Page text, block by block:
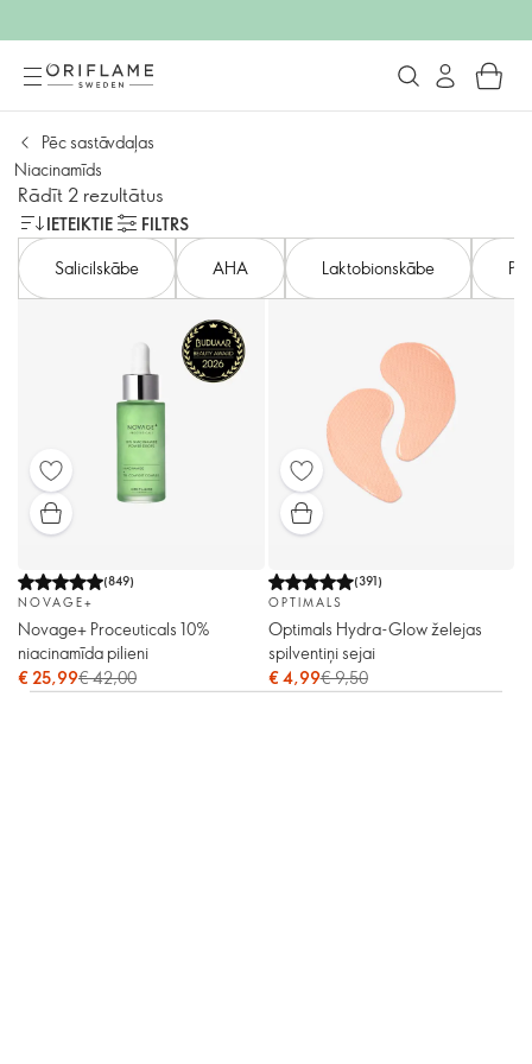
Pēc sastāvdaļas
Niacinamīds
Rādīt 2 rezultātus
IETEIKTIE
FILTRS
Salicilskābe
AHA Laktobionskābe
(849)
NOVAGE+
Novage+ Proceuticals 10%
niacinamīda pilieni
€ 25,99€ 42,00
(391)
OPTIMALS
Optimals Hydra-Glow želejas
spilventiņi sejai
€ 4,99€ 9,50